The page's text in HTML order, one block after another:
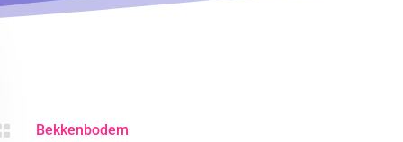
Bekkenbodem